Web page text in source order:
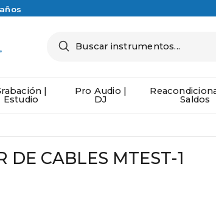
|
Estudio
Pro Audio |
DJ Saldos
DE CABLES MTEST-1